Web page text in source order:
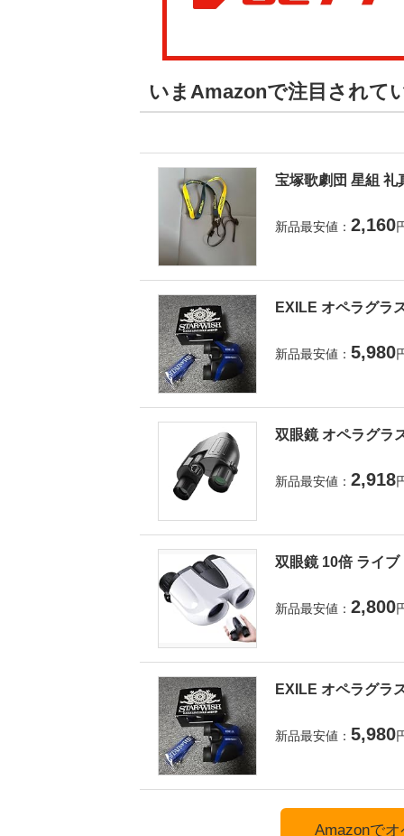
いまAmazonで注目されて
宝塚歌劇団 星組 礼
新品最安値： 2,160
EXILE オペラグラ
新品最安値： 5,980
双眼鏡 オペラグラ
新品最安値： 2,918
双眼鏡 10倍 ライ
新品最安値： 2,800
EXILE オペラグラ
新品最安値： 5,980
Amazonで